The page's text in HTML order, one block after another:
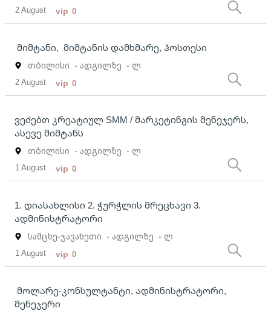
2 August vip 0
მიმტანი, მიმტანის დამხმარე, ჰოსთესი
თბილისი - ადგილზე - ლ
2 August vip 0
ვეძებთ კრეატიულ SMM / მარკეტინგის მენეჯერს,
ასევე მიმტანს
თბილისი - ადგილზე - ლ
1 August vip 0
1. დიასახლისი 2. ჭურჭლის მრეცხავი 3.
ადმინისტრატორი
სამცხე-ჯავახეთი - ადგილზე - ლ
1 August vip 0
მოლარე-კონსულტანტი, ადმინისტრატორი,
მენეჯერი